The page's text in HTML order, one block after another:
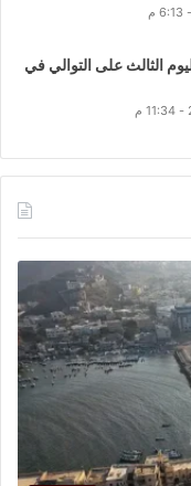
الثالث على التوالي في